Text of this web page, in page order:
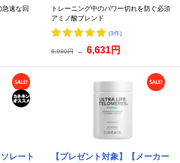
急速な回
トレーニング中のパワー切れを防ぐ必須
アミノ酸ブレンド
(3件)
6,980円 → 6,631円
レート
【プレゼント対象】【メーカー